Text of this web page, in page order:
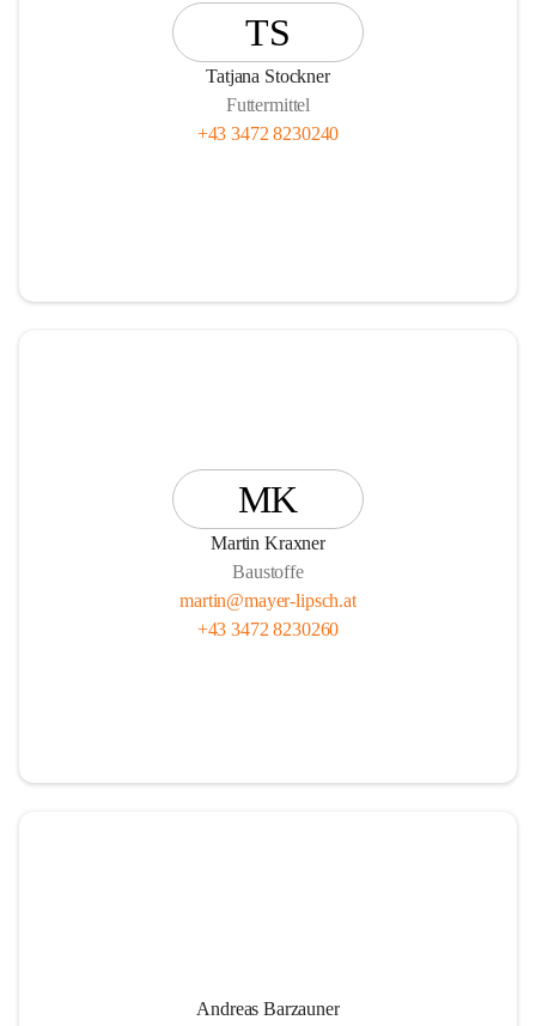
TS
Tatjana Stockner
Futtermittel
+43 3472 8230240
MK
Martin Kraxner
Baustoffe
martin@mayer-lipsch.at
+43 3472 8230260
Andreas Barzauner